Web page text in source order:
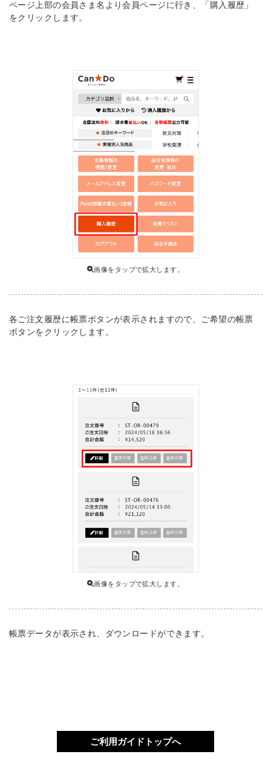
ページ上部の会員さま名より会員ページに行き、「購入履歴」
をクリックします。
画像をタップで拡大します。
各ご注文履歴に帳票ボタンが表示されますので、ご希望の帳票
ボタンをクリックします。
画像をタップで拡大します。
帳票データが表示され、ダウンロードができます。
ご利用ガイドトップへ